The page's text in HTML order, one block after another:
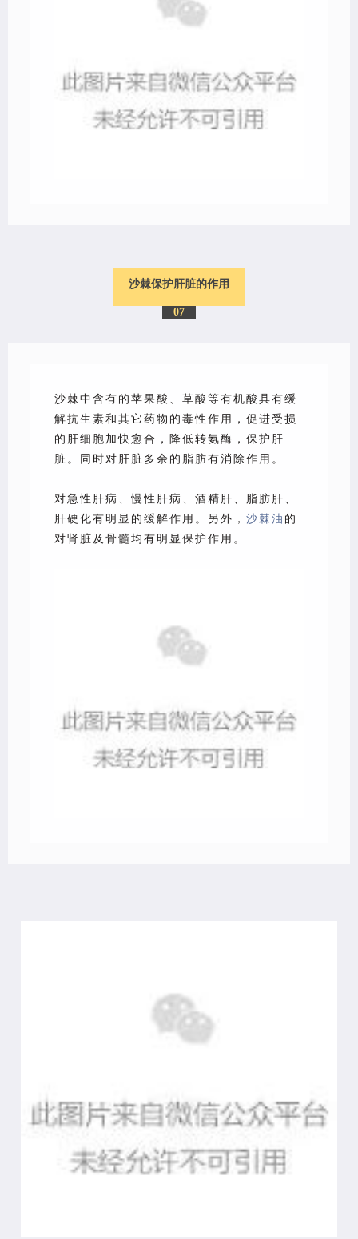
沙棘保护肝脏的作用
07
沙棘中含有的苹果酸、草酸等有机酸具有缓
解抗生素和其它药物的毒性作用，促进受损
的肝细胞加快愈合，降低转氨酶，保护肝
脏。同时对肝脏多余的脂肪有消除作用。
对急性肝病、慢性肝病、酒精肝、脂肪肝、
肝硬化有明显的缓解作用。另外， 沙棘油 的
对肾脏及骨髓均有明显保护作用。